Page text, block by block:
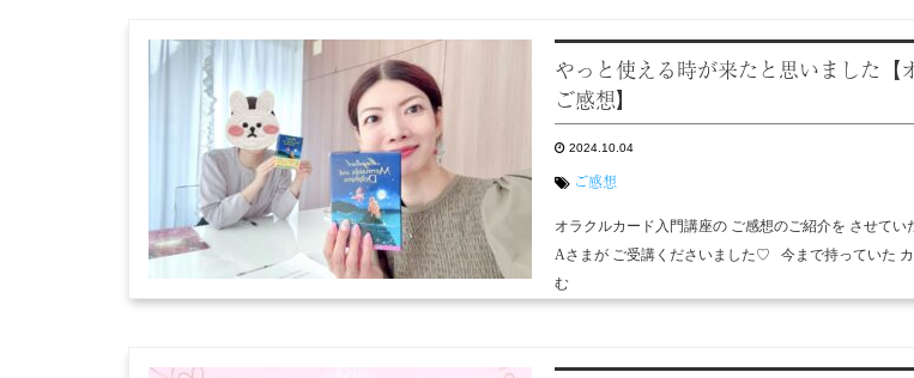
やっと使える時が来たと思いました【
ご感想】
2024.10.04
ご感想
オラクルカード入門講座の ご感想のご紹介を させて
Aさまが ご受講くださいました♡ 今まで持っていた
む